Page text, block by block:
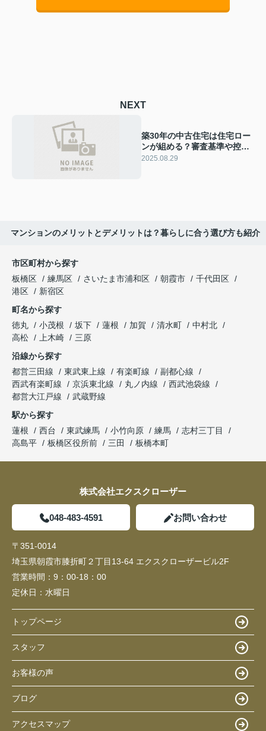
NEXT
築30年の中古住宅は住宅ロー
ンが組める？審査基準や控除
条件も紹介
2025.08.29
マンションのメリットとデメリットは？暮らしに合う選び方も紹介
市区町村から探す
板橋区
練馬区 さいたま市浦和区 朝霞市
千代田区
港区
新宿区
町名から探す
徳丸
小茂根 坂下 蓮根 加賀 清水町
中村北
高松
上木崎
三原
沿線から探す
都営三田線
東武東上線 有楽町線
副都心線
西武有楽町線
京浜東北線 丸ノ内線
西武池袋線
都営大江戸線
武蔵野線
駅から探す
蓮根
西台 東武練馬 小竹向原 練馬
志村三丁目
高島平
板橋区役所前 三田 板橋本町
株式会社エクスクローザー
048-483-4591 お問い合わせ
〒351-0014
埼玉県朝霞市膝折町２丁目13-64 エクスクローザービル2F
営業時間： 9：00-18：00
定休日： 水曜日
トップページ
スタッフ
お客様の声
ブログ
アクセスマップ